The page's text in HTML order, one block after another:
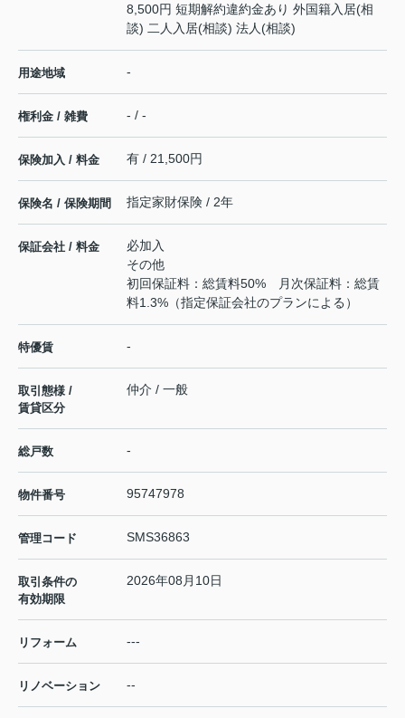
8,500円 短期解約違約金あり 外国籍入居(相
談) 二人入居(相談) 法人(相談)
用途地域 -
権利金 / 雑費 - / -
保険加入 / 料金 有 / 21,500円
保険名 / 保険期間 指定家財保険 / 2年
保証会社 / 料金
必加入
その他
初回保証料：総賃料50% 月次保証料：総賃
料1.3%（指定保証会社のプランによる）
特優賃 -
取引態様 /
賃貸区分
仲介 / 一般
総戸数 -
物件番号 95747978
管理コード SMS36863
取引条件の
有効期限
2026年08月10日
リフォーム ---
リノベーション --